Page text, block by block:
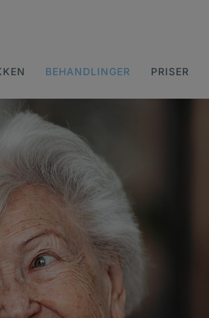
BEHANDLINGER PRISER